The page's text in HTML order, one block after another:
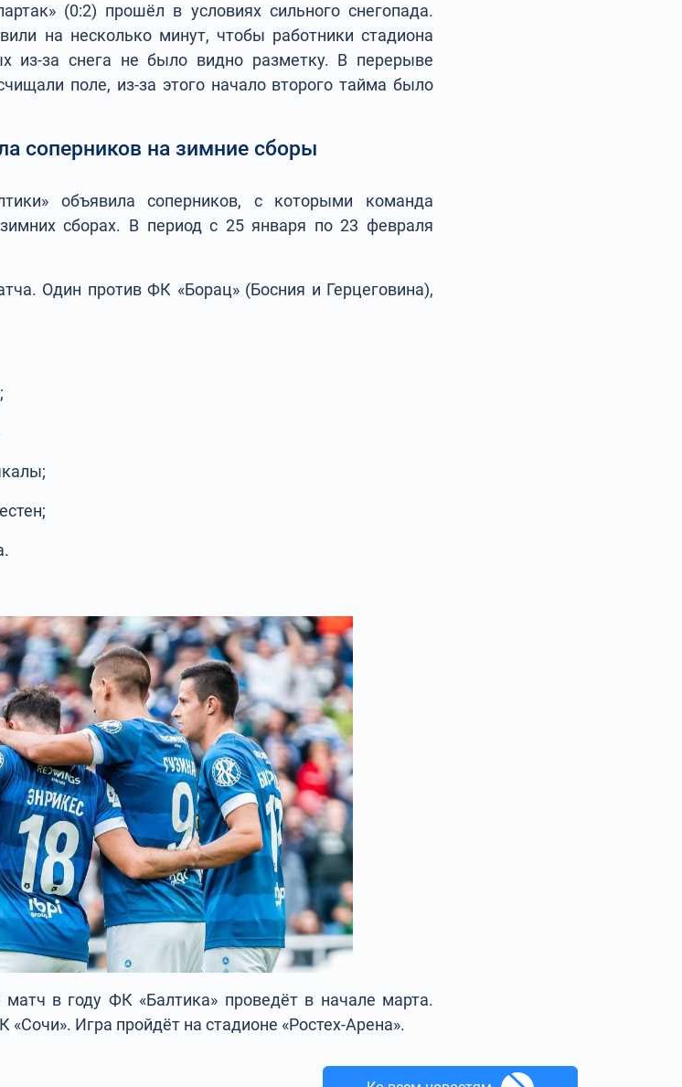
(0:2) прошёл в условиях сильного снегопада.
на несколько минут, чтобы работники стадиона
из-за снега не было видно разметку. В перерыве
поле, из-за этого начало второго тайма было
соперников на зимние сборы
объявила соперников, с которыми команда
сборах. В период с 25 января по 23 февраля
Один против ФК «Борац» (Босния и Герцеговина),
в году ФК «Балтика» проведёт в начале марта.
Игра пройдёт на стадионе «Ростех-Арена».